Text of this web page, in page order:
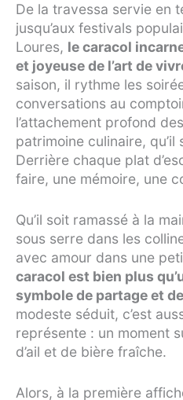
De la travessa servie en
jusqu’aux festivals
Loures, le caracol
et joyeuse de l’art de
saison, il rythme les
conversations au
l’attachement profond
patrimoine culinaire,
Derrière chaque plat
faire, une mémoire, une
Qu’il soit ramassé à la
sous serre dans les
avec amour dans une
caracol est bien plus
symbole de partage et
modeste séduit, c’est
représente : un moment
d’ail et de bière fraîche.
Alors, à la première